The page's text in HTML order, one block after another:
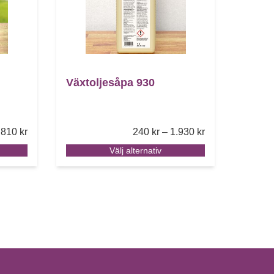
krPrice range: 220 kr through 3.810 kr
Växtoljesåpa 930
240 kr – 1.930 krPrice range:
Välj alternativ